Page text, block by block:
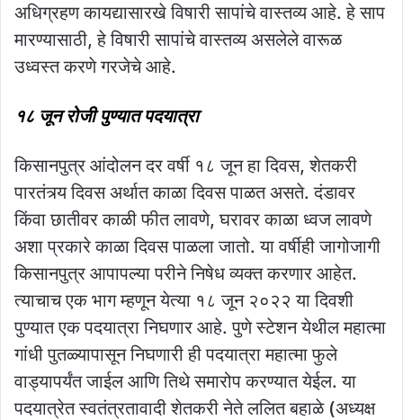
अधिग्रहण कायद्यासारखे विषारी सापांचे वास्तव्य आहे. हे साप
मारण्यासाठी, हे विषारी सापांचे वास्तव्य असलेले वारूळ
उध्वस्त करणे गरजेचे आहे.
१८ जून रोजी पुण्यात पदयात्रा
किसानपुत्र आंदोलन दर वर्षी १८ जून हा दिवस, शेतकरी
पारतंत्र्य दिवस अर्थात काळा दिवस पाळत असते. दंडावर
किंवा छातीवर काळी फीत लावणे, घरावर काळा ध्वज लावणे
अशा प्रकारे काळा दिवस पाळला जातो. या वर्षीही जागोजागी
किसानपुत्र आपापल्या परीने निषेध व्यक्त करणार आहेत.
त्याचाच एक भाग म्हणून येत्या १८ जून २०२२ या दिवशी
पुण्यात एक पदयात्रा निघणार आहे. पुणे स्टेशन येथील महात्मा
गांधी पुतळ्यापासून निघणारी ही पदयात्रा महात्मा फुले
वाड्यापर्यंत जाईल आणि तिथे समारोप करण्यात येईल. या
पदयात्रेत स्वतंत्रतावादी शेतकरी नेते ललित बहाळे (अध्यक्ष